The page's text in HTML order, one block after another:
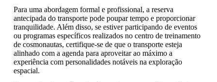
Para uma abordagem formal e profissional, a reserva
antecipada do transporte pode poupar tempo e proporcionar
tranquilidade. Além disso, se estiver participando de eventos
ou programas específicos realizados no centro de treinamento
de cosmonautas, certifique-se de que o transporte esteja
alinhado com a agenda para aproveitar ao máximo a
experiência com personalidades notáveis na exploração
espacial.